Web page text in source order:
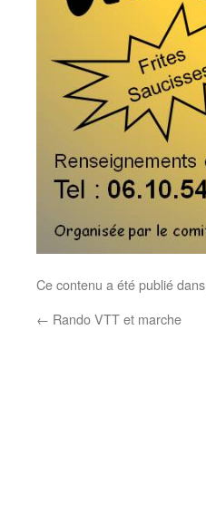
Ce contenu a été publié dans
← Rando VTT et marche